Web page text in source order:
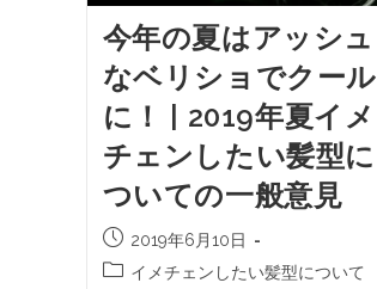
今年の夏はアッシュ
なベリショでクール
に！ | 2019年夏イメ
チェンしたい髪型に
ついての一般意見
2019年6月10日
イメチェンしたい髪型について